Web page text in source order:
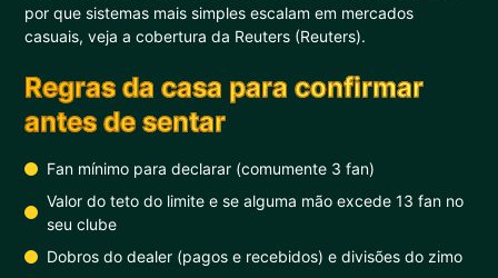
por que sistemas mais simples escalam em mercados
casuais, veja a cobertura da Reuters (Reuters).
Regras da casa para confirmar
antes de sentar
Fan mínimo para declarar (comumente 3 fan)
Valor do teto do limite e se alguma mão excede 13 fan no
seu clube
Dobros do dealer (pagos e recebidos) e divisões do zimo